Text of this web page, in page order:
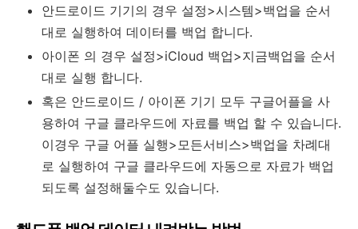
안드로이드 기기의 경우 설정>시스템>백업을 순서
대로 실행하여 데이터를 백업 합니다.
아이폰 의 경우 설정>iCloud 백업>지금백업을 순서
대로 실행 합니다.
혹은 안드로이드 / 아이폰 기기 모두 구글어플을 사
용하여 구글 클라우드에 자료를 백업 할 수 있습니다.
이경우 구글 어플 실행>모든서비스>백업을 차례대
로 실행하여 구글 클라우드에 자동으로 자료가 백업
되도록 설정해둘수도 있습니다.